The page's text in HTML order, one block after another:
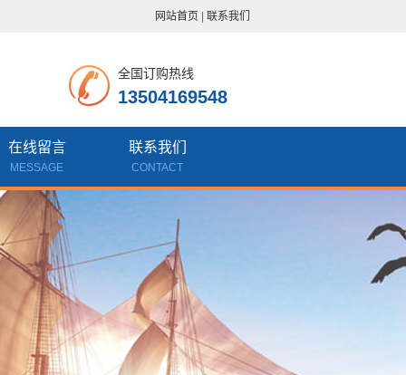
网站首页 联系我们
全国订购热线
13504169548
在线留言
MESSAGE
联系我们
CONTACT